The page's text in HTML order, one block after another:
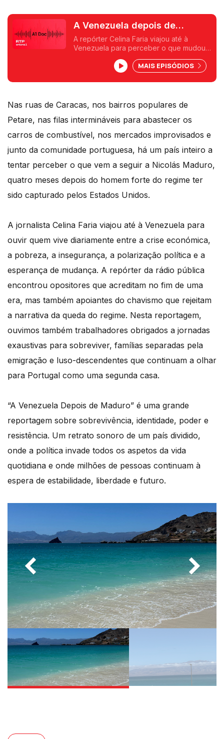
A Venezuela depois de
Maduro
A repórter Celina Faria viajou até à
Venezuela para perceber o que mudou
Estados Unidos terem capturado Nicolás
Maduro, em Janeiro de 2026.
MAIS EPISÓDIOS
Nas ruas de Caracas, nos bairros populares de
Petare, nas filas intermináveis para abastecer os
carros de combustível, nos mercados improvisados e
junto da comunidade portuguesa, há um país inteiro a
tentar perceber o que vem a seguir a Nicolás Maduro,
quatro meses depois do homem forte do regime ter
sido capturado pelos Estados Unidos.
A jornalista Celina Faria viajou até à Venezuela para
ouvir quem vive diariamente entre a crise económica,
a pobreza, a insegurança, a polarização política e a
esperança de mudança. A repórter da rádio pública
encontrou opositores que acreditam no fim de uma
era, mas também apoiantes do chavismo que rejeitam
a narrativa da queda do regime. Nesta reportagem,
ouvimos também trabalhadores obrigados a jornadas
exaustivas para sobreviver, famílias separadas pela
emigração e luso-descendentes que continuam a olhar
para Portugal como uma segunda casa.
“A Venezuela Depois de Maduro” é uma grande
reportagem sobre sobrevivência, identidade, poder e
resistência. Um retrato sonoro de um país dividido,
onde a política invade todos os aspetos da vida
quotidiana e onde milhões de pessoas continuam à
espera de estabilidade, liberdade e futuro.